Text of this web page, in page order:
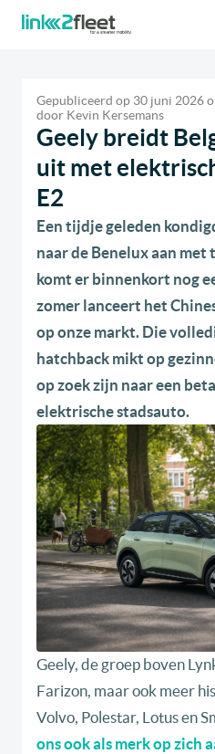
Zoeken
Gepubliceerd op 30 juni 2026
door Kevin Kersemans
Geely breidt
uit met
E2
Een tijdje geleden
naar de Benelux aan met
komt er binnenkort nog
zomer lanceert het
op onze markt. Die
hatchback mikt op
op zoek zijn naar een
elektrische stadsauto.
Geely, de groep boven
Farizon, maar ook meer
Volvo, Polestar, Lotus en
ons ook als merk op zich